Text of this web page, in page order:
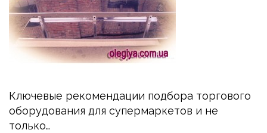
Ключевые рекомендации подбора торгового
оборудования для супермаркетов и не
только…